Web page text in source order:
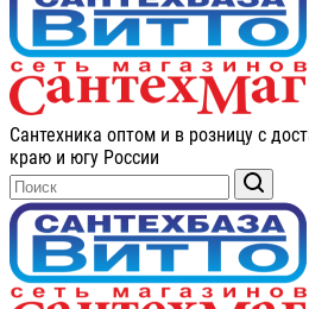
Сантехника оптом и в розницу с
краю и югу России